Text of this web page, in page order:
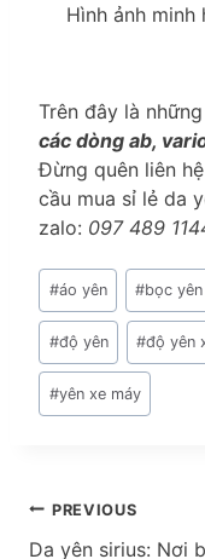
Hình ảnh
Trên đây là
các dòng ab,
Đừng quên liên hệ
cầu mua sỉ lẻ da
zalo: 097 489
Post
Tags:
#áo yên #bọc yên
#độ yên #độ yên
#yên xe máy
Điều
PREVIOUS
Da yên sirius: Nơi